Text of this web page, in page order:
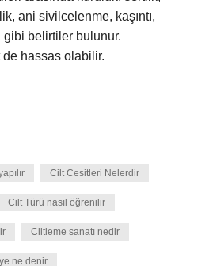
ani sivilcelenme, kaşıntı,
gibi belirtiler bulunur.
de hassas olabilir.
Cilt Cesitleri Nelerdir
Cilt Türü nasıl öğrenilir
Ciltleme sanatı nedir
ne denir